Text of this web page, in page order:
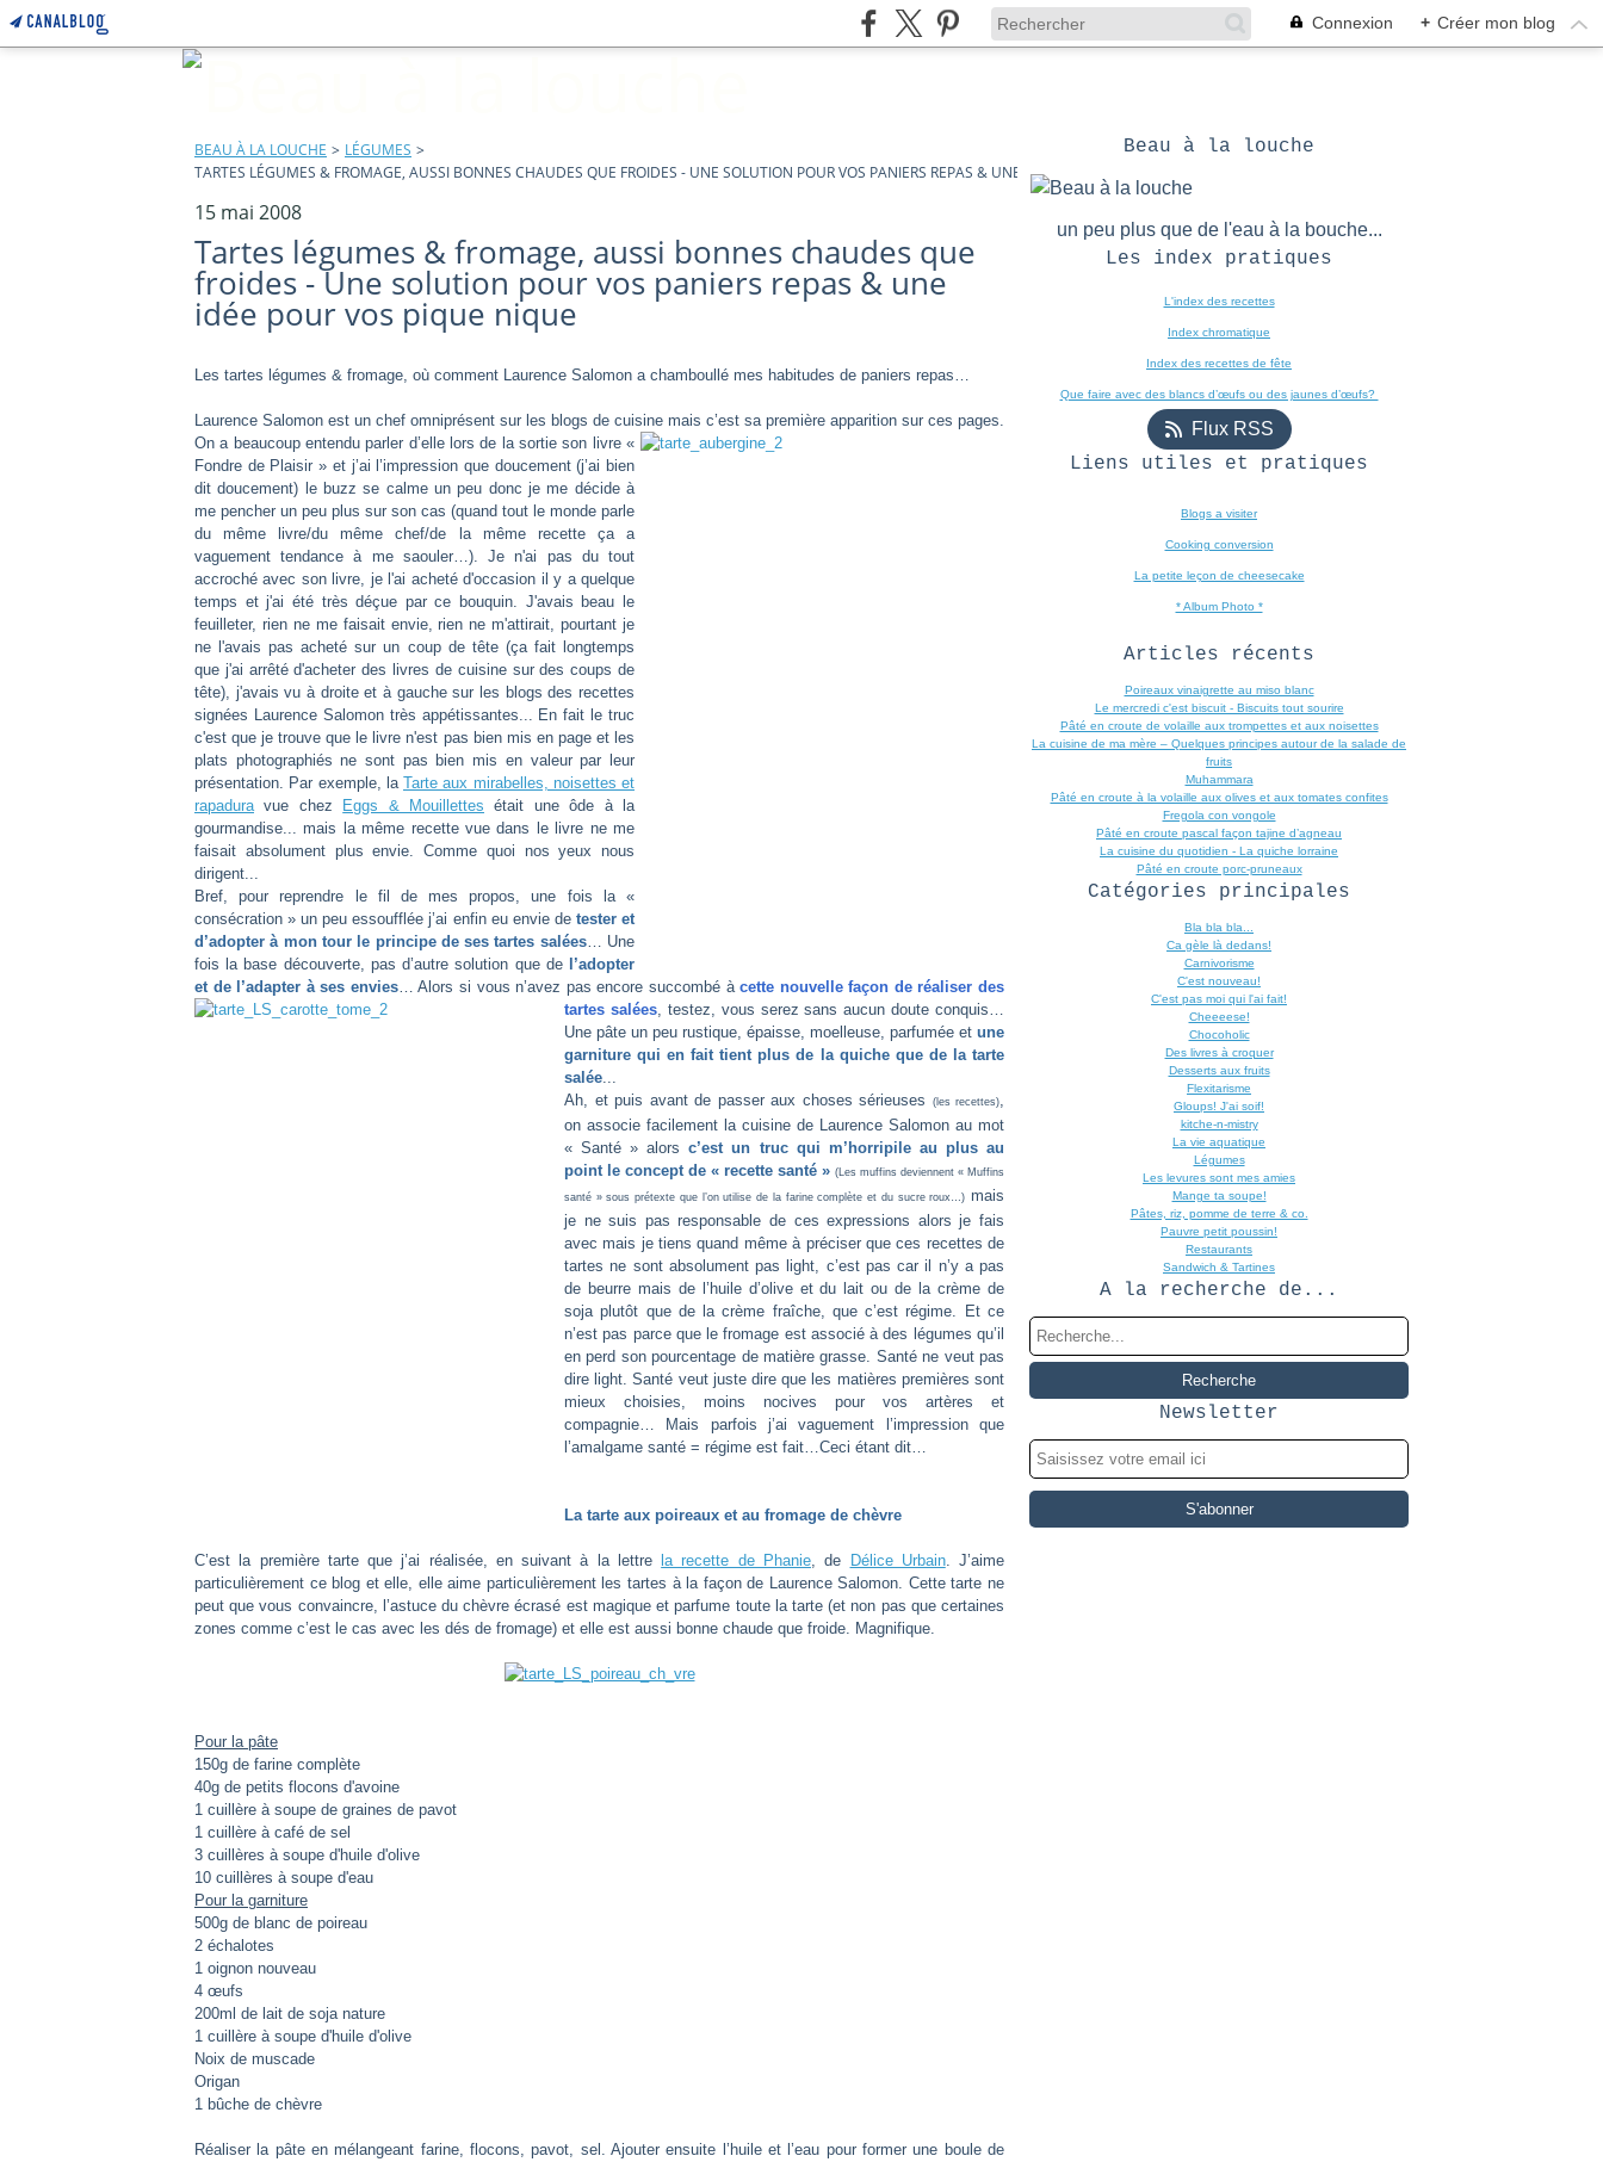
Connexion + Créer mon blog
BEAU À LA LOUCHE > LÉGUMES >
TARTES LÉGUMES & FROMAGE, AUSSI BONNES CHAUDES QUE FROIDES - UNE SOLUTION POUR VOS PANIERS REPAS & UNE IDÉE POUR VOS PIQUE NIQUE
15 mai 2008
Tartes légumes & fromage, aussi bonnes chaudes que
froides - Une solution pour vos paniers repas & une
idée pour vos pique nique
Les tartes légumes & fromage, où comment Laurence Salomon a chamboullé mes habitudes de paniers repas…
Laurence Salomon est un chef omniprésent sur les blogs de cuisine mais c’est sa première apparition sur ces pages.
On a beaucoup entendu parler d’elle lors de la sortie son livre «
Fondre de Plaisir » et j’ai l’impression que doucement (j’ai bien
dit doucement) le buzz se calme un peu donc je me décide à
me pencher un peu plus sur son cas (quand tout le monde parle
du même livre/du même chef/de la même recette ça a
vaguement tendance à me saouler…). Je n'ai pas du tout
accroché avec son livre, je l'ai acheté d'occasion il y a quelque
temps et j'ai été très déçue par ce bouquin. J'avais beau le
feuilleter, rien ne me faisait envie, rien ne m'attirait, pourtant je
ne l'avais pas acheté sur un coup de tête (ça fait longtemps
que j'ai arrêté d'acheter des livres de cuisine sur des coups de
tête), j'avais vu à droite et à gauche sur les blogs des recettes
signées Laurence Salomon très appétissantes... En fait le truc
c'est que je trouve que le livre n'est pas bien mis en page et les
plats photographiés ne sont pas bien mis en valeur par leur
présentation. Par exemple, la Tarte aux mirabelles, noisettes et
rapaduravue chez Eggs & Mouillettes
était une ôde à la
gourmandise... mais la même recette vue dans le livre ne me
faisait absolument plus envie. Comme quoi nos yeux nous
dirigent...
Bref, pour reprendre le fil de mes propos, une fois la «
consécration » un peu essoufflée j’ai enfin eu envie de tester et
d’adopter à mon tour le principe de ses tartes salées… Une
fois la base découverte, pas d’autre solution que del’adopter
et de l’adapter à ses envies… Alors si vous n’avez pas encore succombé àcette nouvelle façon de réaliser des
tartes salées, testez, vous serez sans aucun doute conquis…
Une pâte un peu rustique, épaisse, moelleuse, parfumée et une
garniture qui en fait tient plus de la quiche que de la tarte
salée...
Ah, et puis avant de passer aux choses sérieuses
(les recettes),
on associe facilement la cuisine de Laurence Salomon au mot
« Santé » alorsc’est un truc qui m’horripile au plus au
point le concept de « recette santé » (Les muffins deviennent « Muffins
santé » sous prétexte que l’on utilise de la farine complète et du sucre roux…) mais
je ne suis pas responsable de ces expressions alors je fais
avec mais je tiens quand même à préciser que ces recettes de
tartes ne sont absolument pas light, c’est pas car il n’y a pas
de beurre mais de l’huile d’olive et du lait ou de la crème de
soja plutôt que de la crème fraîche, que c’est régime. Et ce
n’est pas parce que le fromage est associé à des légumes qu’il
en perd son pourcentage de matière grasse. Santé ne veut pas
dire light. Santé veut juste dire que les matières premières sont
mieux choisies, moins nocives pour vos artères et
compagnie… Mais parfois j’ai vaguement l’impression que
l’amalgame santé = régime est fait…Ceci étant dit…
La tarte aux poireaux et au fromage de chèvre
C’est la première tarte que j’ai réalisée, en suivant à la lettre la recette de Phanie, de Délice Urbain. J’aime
particulièrement ce blog et elle, elle aime particulièrement les tartes à la façon de Laurence Salomon. Cette tarte ne
peut que vous convaincre, l’astuce du chèvre écrasé est magique et parfume toute la tarte (et non pas que certaines
zones comme c’est le cas avec les dés de fromage) et elle est aussi bonne chaude que froide. Magnifique.
Pour la pâte
150g de farine complète
40g de petits flocons d'avoine
1 cuillère à soupe de graines de pavot
1 cuillère à café de sel
3 cuillères à soupe d'huile d'olive
10 cuillères à soupe d'eau
Pour la garniture
500g de blanc de poireau
2 échalotes
1 oignon nouveau
4 œufs
200ml de lait de soja nature
1 cuillère à soupe d'huile d'olive
Noix de muscade
Origan
1 bûche de chèvre
Réaliser la pâte en mélangeant farine, flocons, pavot, sel. Ajouter ensuite l’huile et l’eau pour former une boule de
Beau à la louche
un peu plus que de l'eau à la bouche...
Les index pratiques
L'index des recettes
Index chromatique
Index des recettes de fête
Que faire avec des blancs d’œufs ou des jaunes d’œufs?
Flux RSS
Liens utiles et pratiques
Blogs a visiter
Cooking conversion
La petite leçon de cheesecake
* Album Photo *
Articles récents
Poireaux vinaigrette au miso blanc
Le mercredi c'est biscuit - Biscuits tout sourire
Pâté en croute de volaille aux trompettes et aux noisettes
La cuisine de ma mère – Quelques principes autour de la salade de
fruits
Muhammara
Pâté en croute à la volaille aux olives et aux tomates confites
Fregola con vongole
Pâté en croute pascal façon tajine d’agneau
La cuisine du quotidien - La quiche lorraine
Pâté en croute porc-pruneaux
Catégories principales
Bla bla bla...
Ca gèle là dedans!
Carnivorisme
C'est nouveau!
C'est pas moi qui l'ai fait!
Cheeeese!
Chocoholic
Des livres à croquer
Desserts aux fruits
Flexitarisme
Gloups! J'ai soif!
kitche-n-mistry
La vie aquatique
Légumes
Les levures sont mes amies
Mange ta soupe!
Pâtes, riz, pomme de terre & co.
Pauvre petit poussin!
Restaurants
Sandwich & Tartines
A la recherche de...
Newsletter